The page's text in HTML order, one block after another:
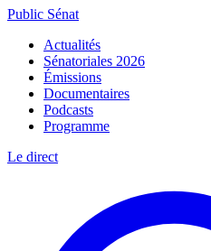
Public Sénat
Actualités
Sénatoriales 2026
Émissions
Documentaires
Podcasts
Programme
Le direct